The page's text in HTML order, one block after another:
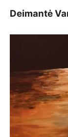
Deimantė